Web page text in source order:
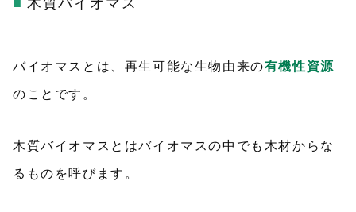
木質バイオマス
バイオマスとは、再生可能な生物由来の有機性資源
のことです。
木質バイオマスとはバイオマスの中でも木材からな
るものを呼びます。